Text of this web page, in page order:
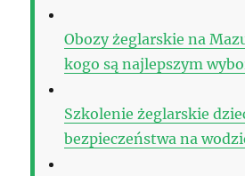
Obozy żeglarskie na
kogo są najlepszym
Szkolenie żeglarskie
bezpieczeństwa na